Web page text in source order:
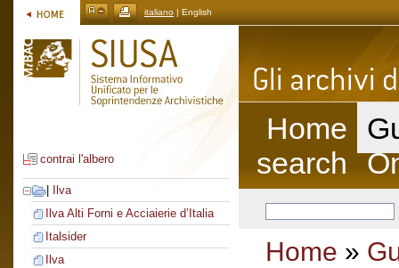
italiano | English
contrai l'albero
Ilva
Ilva Alti Forni e Acciaierie d’Italia
Italsider
Ilva
Home
search
Home »